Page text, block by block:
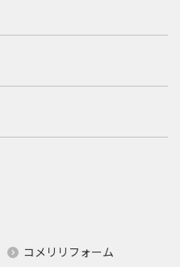
コメリリフォーム